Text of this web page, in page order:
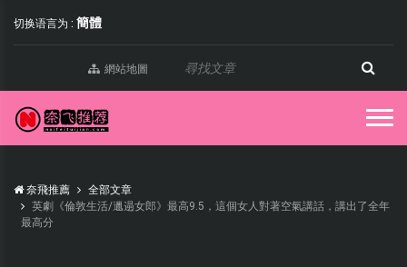
切换语言为 : 簡體
網站地圖
奈飛推薦
全部文章
英劇《倫敦生活/邋遢女郎》最高9.5，這個女人對著空氣講話，講出了全年
最高分